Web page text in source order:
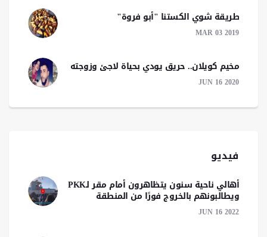
طريقة شوي الكستنا "أبو فروة"
MAR 03 2019
مخيم كويلان.. حريق يودي بحياة لاجئ وزوجته
JUN 16 2020
فيديو
أهالي ناحية سنون يتظاهرون أمام مقر لـPKK
ويطالبونهم بالخروج فورًا من المنطقة
JUN 16 2022